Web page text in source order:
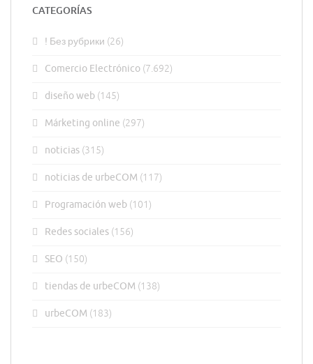
CATEGORÍAS
! Без рубрики (26)
Comercio Electrónico (7.692)
diseño web (145)
Márketing online (297)
noticias (315)
noticias de urbeCOM (117)
Programación web (101)
Redes sociales (156)
SEO (150)
tiendas de urbeCOM (138)
urbeCOM (183)